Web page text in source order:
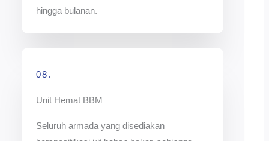
hingga bulanan.
08.
Unit Hemat BBM
Seluruh armada yang disediakan